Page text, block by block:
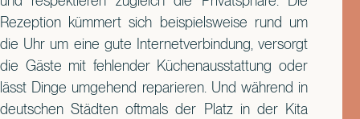
Rezeption kümmert sich beispielsweise rund um
die Uhr um eine gute Internetverbindung, versorgt
die Gäste mit fehlender Küchenausstattung oder
lässt Dinge umgehend reparieren. Und während in
deutschen Städten oftmals der Platz in der Kita